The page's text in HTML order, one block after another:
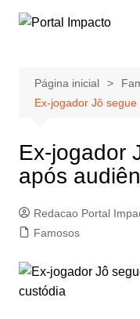
para
Página inicial
Ex-jogador Jô
Ex-jogador
após
Redacao Portal
Famosos